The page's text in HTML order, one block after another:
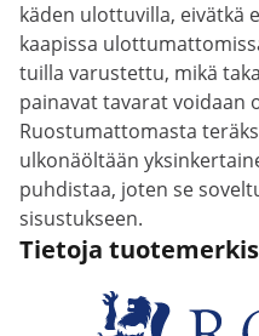
käden ulottuvilla, eivätkä
kaapissa
tuilla varustettu, mikä
painavat tavarat voidaan
Ruostumattomasta
ulkonäöltään
puhdistaa, joten se
sisustukseen.
Tietoja